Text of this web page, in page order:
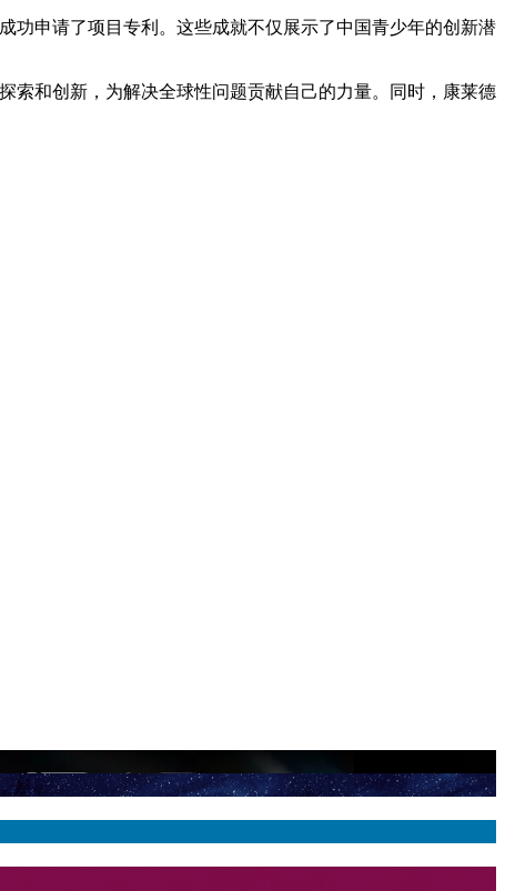
功申请了项目专利。这些成就不仅展示了中国青少年的创新潜
索和创新，为解决全球性问题贡献自己的力量。同时，康莱德